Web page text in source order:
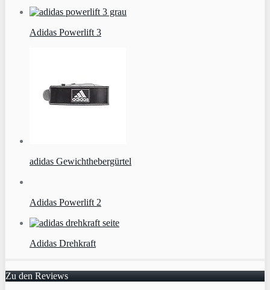
Adidas Powerlift 3
adidas Gewichthebergürtel
Adidas Powerlift 2
Adidas Drehkraft
Zu den Reviews